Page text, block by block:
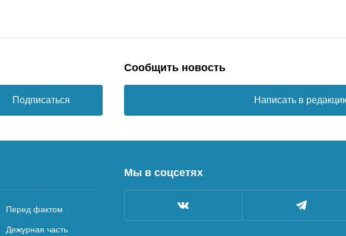
Подписаться
Сообщить новость
Написать в
Перед фактом
Дежурная часть
Мы в соцсетях